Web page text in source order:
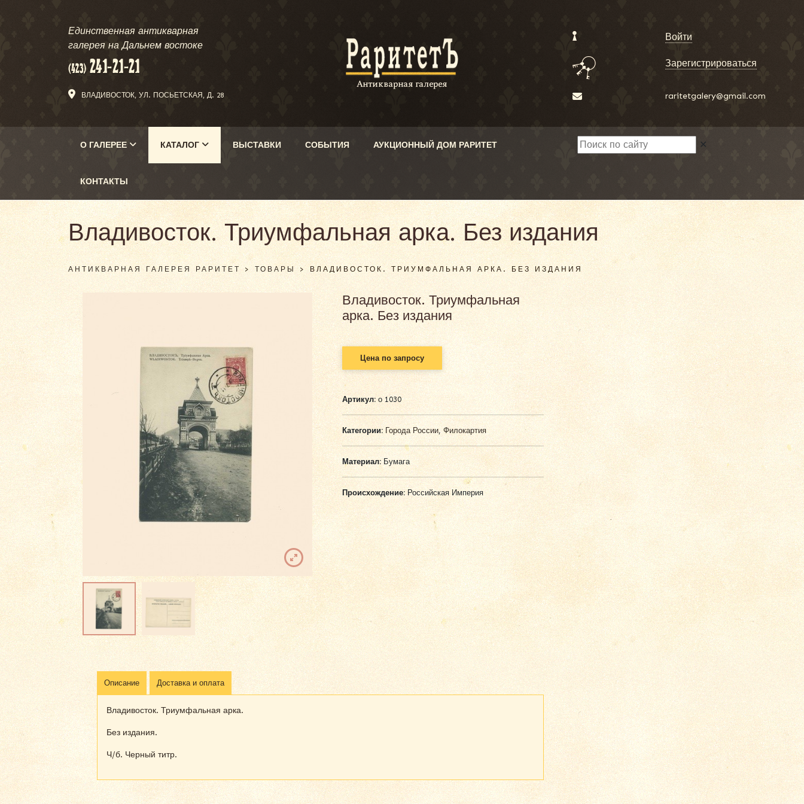
Единственная антикварная
галерея на Дальнем востоке
ВЛАДИВОСТОК, УЛ. ПОСЬЕТСКАЯ, Д. 28
Войти
Зарегистрироваться
raritetgalery@gmail.com
О ГАЛЕРЕЕ КАТАЛОГ ВЫСТАВКИ СОБЫТИЯ АУКЦИОННЫЙ ДОМ РАРИТЕТ
КОНТАКТЫ
✕
Владивосток. Триумфальная арка. Без издания
АНТИКВАРНАЯ ГАЛЕРЕЯ РАРИТЕТ >ТОВАРЫ> ВЛАДИВОСТОК. ТРИУМФАЛЬНАЯ АРКА. БЕЗ ИЗДАНИЯ
Владивосток. Триумфальная
арка. Без издания
Цена по запросу
Артикул:о 1030
Категории: Города России,Филокартия
Материал:Бумага
Происхождение:Российская Империя
Описание Доставка и оплата
Владивосток. Триумфальная арка.
Без издания.
Ч/б. Черный титр.